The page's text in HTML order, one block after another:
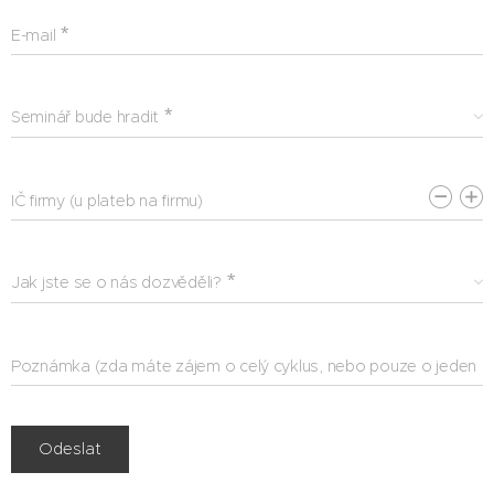
E-mail
Seminář bude hradit
IČ firmy (u plateb na firmu)
Jak jste se o nás dozvěděli?
Poznámka (zda máte zájem o celý cyklus, nebo pouze o jeden
ze 3 dnů)
Odeslat